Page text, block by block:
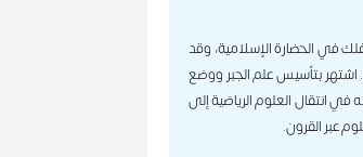
في الحضارة الإسلامية، وقد
بتأسيس علم الجبر ووضع
انتقال العلوم الرياضية إلى
عبر القرون.